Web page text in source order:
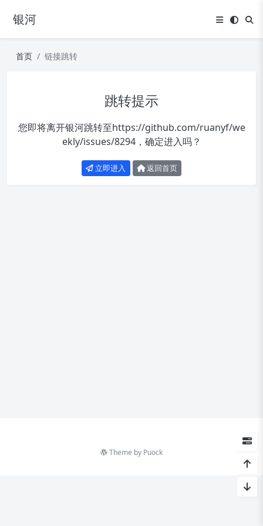
银河
首页 链接跳转
跳转提示
您即将离开银河跳转至https://github.com/ruanyf/we
ekly/issues/8294，确定进入吗？
立即进入 返回首页
Theme by Puock